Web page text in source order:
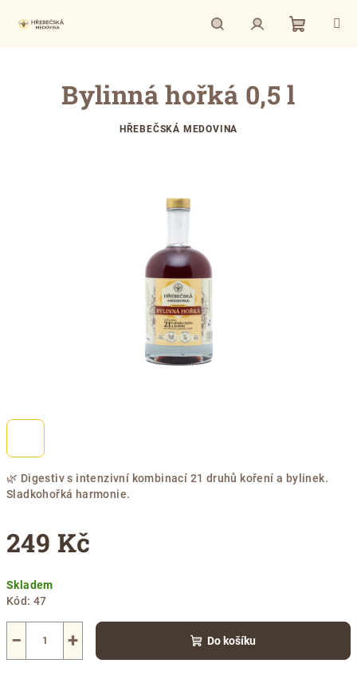
🌿 Digestiv s intenzivní kombinací 21 druhů koření a bylinek.
Sladkohořká harmonie.
249 Kč
cena:
Skladem
Kód: 47
+
− Do košíku
Bylinná hořká 0,5 l
HŘEBEČSKÁ MEDOVINA